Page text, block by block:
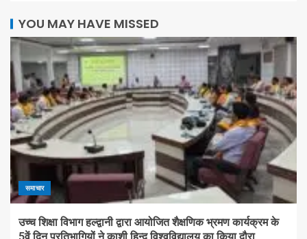
YOU MAY HAVE MISSED
समाचार
उच्च शिक्षा विभाग हल्द्वानी द्वारा आयोजित शैक्षणिक भ्रमण कार्यक्रम के